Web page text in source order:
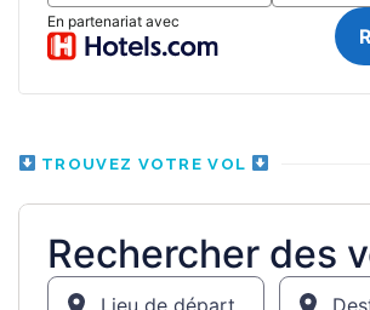
TROUVEZ VOTRE VOL